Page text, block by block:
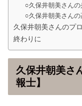
○久保井朝美さんの
○久保井朝美さんの
久保井朝美さんのプ
終わりに
久保井朝美さ
報士】